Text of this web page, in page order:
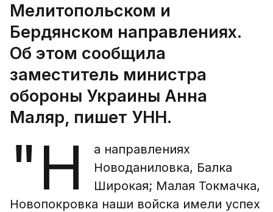
Мелитопольском и
Бердянском направлениях.
Об этом сообщила
заместитель министра
обороны Украины Анна
Маляр, пишет УНН.
"Н
а направлениях
Новоданиловка, Балка
Широкая; Малая Токмачка,
Новопокровка наши войска имели успех